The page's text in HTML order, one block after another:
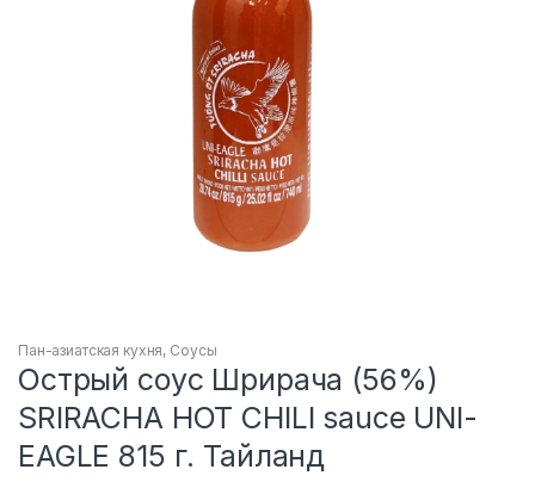
Пан-азиатская кухня, Соусы
Острый соус Шрирача (56%)
SRIRACHA HOT CHILI sauce UNI-
EAGLE 815 г. Тайланд